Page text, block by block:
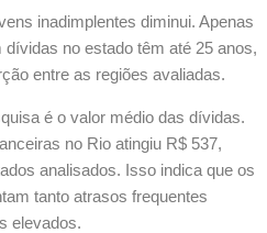
inadimplentes diminui. Apenas
no estado têm até 25 anos,
entre as regiões avaliadas.
é o valor médio das dívidas.
no Rio atingiu R$ 537,
analisados. Isso indica que os
tanto atrasos frequentes
elevados.